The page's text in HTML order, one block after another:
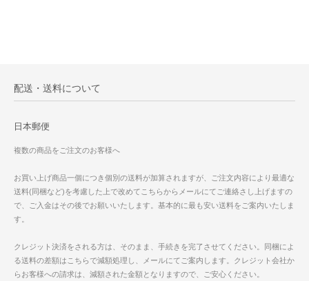
配送・送料について
日本郵便
複数の商品をご注文のお客様へ
お買い上げ商品一個につき個別の送料が加算されますが、ご注文内容により最適な
送料(同梱など)を考慮した上で改めてこちらからメールにてご連絡さし上げますの
で、ご入金はその後でお願いいたします。基本的に最も安い送料をご案内いたしま
す。
クレジット決済をされる方は、そのまま、手続きを完了させてください。同梱によ
る送料の差額はこちらで減額処理し、メールにてご案内します。クレジット会社か
らお客様への請求は、減額された金額となりますので、ご安心ください。